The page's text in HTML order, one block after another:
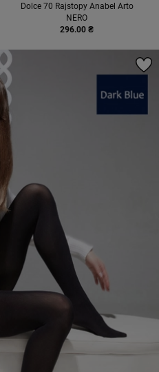
Dolce 70 Rajstopy Anabel Arto
NERO
296.00 ₴